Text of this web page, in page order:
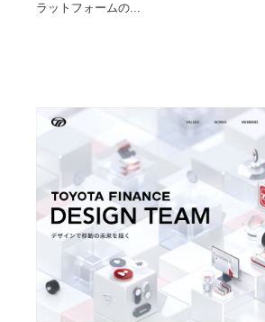
ラットフォームの...